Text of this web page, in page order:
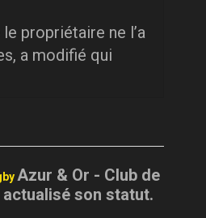
propriétaire ne l’a
a modifié qui
Azur & Or - Club de
son statut.